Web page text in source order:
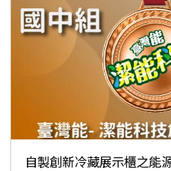
自製創新冷藏展示櫃之能